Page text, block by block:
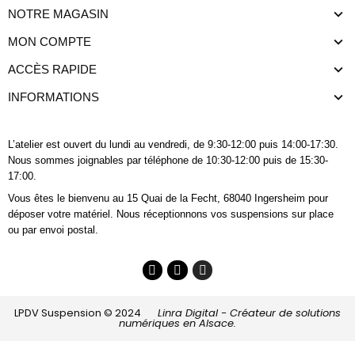
NOTRE MAGASIN
MON COMPTE
ACCÈS RAPIDE
INFORMATIONS
L’atelier est ouvert du lundi au vendredi, de 9:30-12:00 puis 14:00-17:30.
Nous sommes joignables par téléphone de 10:30-12:00 puis de 15:30-
17:00.
Vous êtes le bienvenu au 15 Quai de la Fecht, 68040 Ingersheim pour
déposer votre matériel. Nous réceptionnons vos suspensions sur place
ou par envoi postal.
LPDV Suspension © 2024 Linra Digital - Créateur de solutions
numériques en Alsace.